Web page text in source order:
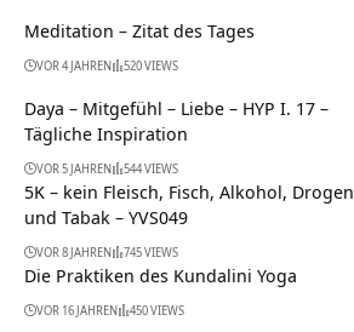
Meditation – Zitat des Tages
VOR 4 JAHREN 520 VIEWS
Daya – Mitgefühl – Liebe – HYP I. 17 –
Tägliche Inspiration
VOR 5 JAHREN 544 VIEWS
5K – kein Fleisch, Fisch, Alkohol, Drogen
und Tabak – YVS049
VOR 8 JAHREN 745 VIEWS
Die Praktiken des Kundalini Yoga
VOR 16 JAHREN 450 VIEWS